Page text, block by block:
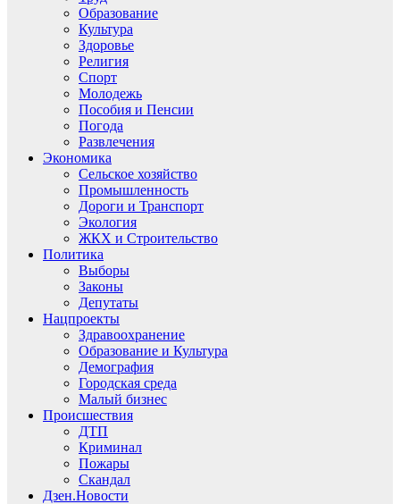
Образование
Культура
Здоровье
Религия
Спорт
Молодежь
Пособия и Пенсии
Погода
Развлечения
Экономика
Сельское хозяйство
Промышленность
Дороги и Транспорт
Экология
ЖКХ и Строительство
Политика
Выборы
Законы
Депутаты
Нацпроекты
Здравоохранение
Образование и Культура
Демография
Городская среда
Малый бизнес
Происшествия
ДТП
Криминал
Пожары
Скандал
Дзен.Новости